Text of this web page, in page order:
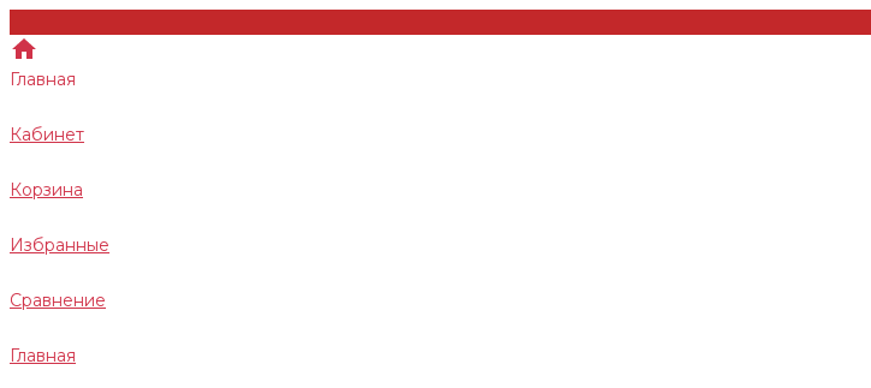
Главная
Кабинет
Корзина
Избранные
Сравнение
Главная